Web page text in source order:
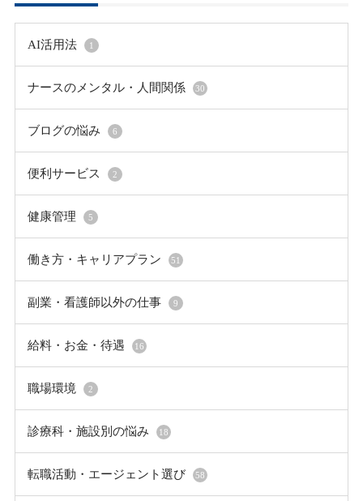
AI活用法 1
ナースのメンタル・人間関係 30
ブログの悩み 6
便利サービス 2
健康管理 5
働き方・キャリアプラン 51
副業・看護師以外の仕事 9
給料・お金・待遇 16
職場環境 2
診療科・施設別の悩み 18
転職活動・エージェント選び 58